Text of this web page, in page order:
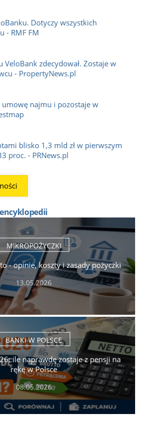
Dotyczy wszystkich
- RMF FM
VeloBank zdecydował. Zostaje w
- PropertyNews.pl
umowę najmu i pozostaje w
blisko 1,3 mld zł w pierwszym
proc. - PRNews.pl
MIKROPOŻYCZKI
- opinie, koszty i zasady pożyczki
13.05.2026
BANKI W POLSCE
ile naprawdę zostaje z pensji na
rękę w Polsce
08.05.2026